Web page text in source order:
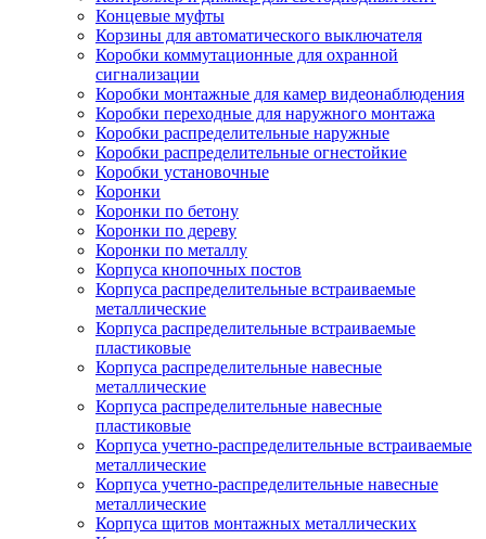
Концевые муфты
Корзины для автоматического выключателя
Коробки коммутационные для охранной
сигнализации
Коробки монтажные для камер видеонаблюдения
Коробки переходные для наружного монтажа
Коробки распределительные наружные
Коробки распределительные огнестойкие
Коробки установочные
Коронки
Коронки по бетону
Коронки по дереву
Коронки по металлу
Корпуса кнопочных постов
Корпуса распределительные встраиваемые
металлические
Корпуса распределительные встраиваемые
пластиковые
Корпуса распределительные навесные
металлические
Корпуса распределительные навесные
пластиковые
Корпуса учетно-распределительные встраиваемые
металлические
Корпуса учетно-распределительные навесные
металлические
Корпуса щитов монтажных металлических